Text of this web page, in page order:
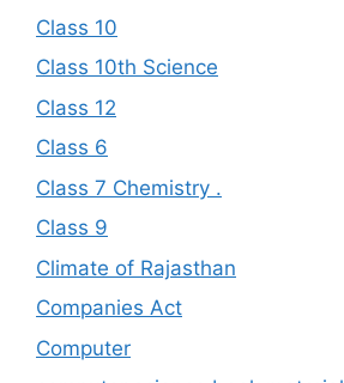
Class 10
Class 10th Science
Class 12
Class 6
Class 7 Chemistry .
Class 9
Climate of Rajasthan
Companies Act
Computer